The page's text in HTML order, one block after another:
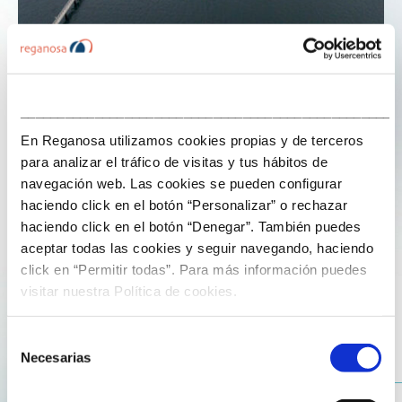
En Reganosa utilizamos cookies propias y de terceros
para analizar el tráfico de visitas y tus hábitos de
navegación web. Las cookies se pueden configurar
haciendo click en el botón “Personalizar” o rechazar
haciendo click en el botón “Denegar”. También puedes
aceptar todas las cookies y seguir navegando, haciendo
click en “Permitir todas”. Para más información puedes
visitar nuestra Política de cookies.
Necesarias
30 de Xaneiro de 2026
A terminal de Mugardos reforza o
crecemento do Porto de Ferrol
A Autoridade Portuaria de Ferrol-San Cibrao pechou o
ano 2025 cun balance positivo, rexistrando un
seus peiraos.